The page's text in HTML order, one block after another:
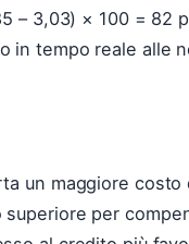
– 3,03) × 100 = 82
in tempo reale alle
un maggiore
per